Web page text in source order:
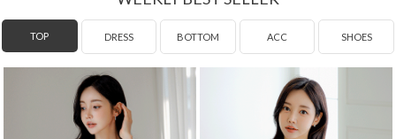
TOP DRESS BOTTOM ACC SHOES